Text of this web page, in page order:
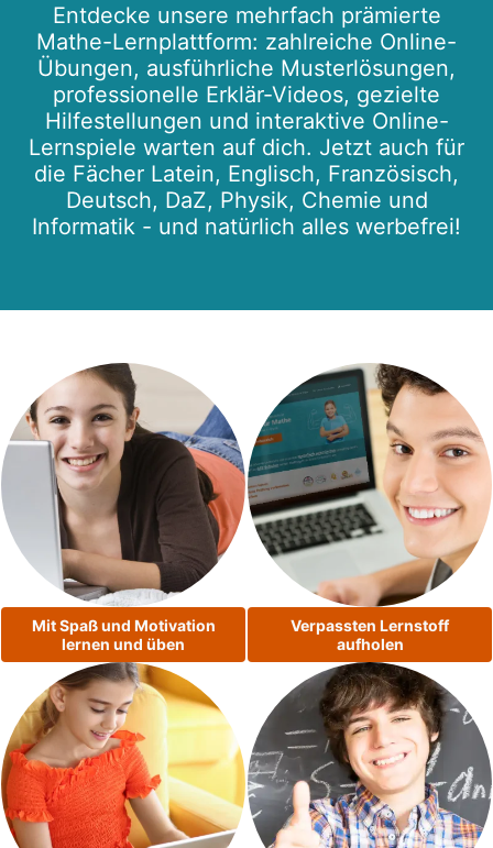
Entdecke unsere mehrfach prämierte
Mathe-Lernplattform: zahlreiche Online-
Übungen, ausführliche Musterlösungen,
professionelle Erklär-Videos, gezielte
Hilfestellungen und interaktive Online-
Lernspiele warten auf dich. Jetzt auch für
die Fächer Latein, Englisch, Französisch,
Deutsch, DaZ, Physik, Chemie und
Informatik - und natürlich alles werbefrei!
Mit Spaß und Motivation
lernen und üben
Verpassten Lernstoff
aufholen